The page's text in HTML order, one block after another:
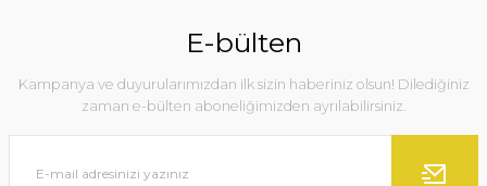
E-bülten
Kampanya ve duyurularımızdan ilk sizin haberiniz olsun! Dilediğiniz
zaman e-bülten aboneliğimizden ayrılabilirsiniz.